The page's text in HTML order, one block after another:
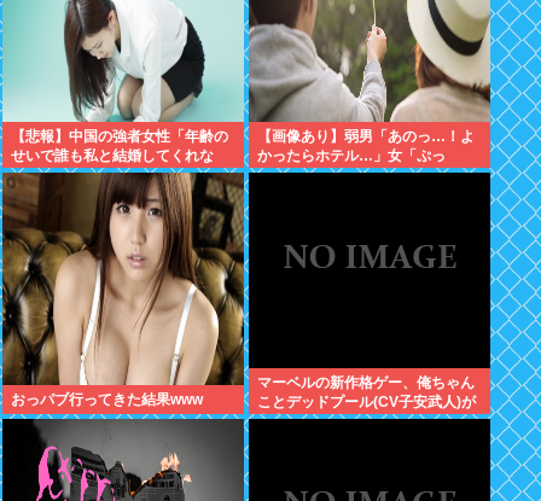
【悲報】中国の強者女性「年齢の
せいで誰も私と結婚してくれな
い！！」⇒ (※画像あり)
【画像あり】弱男「あのっ…！よ
かったらホテル…」女「ぷっ
www」⇒！
おっパブ行ってきた結果www
マーベルの新作格ゲー、俺ちゃん
ことデッドプール(CV子安武人)が
安定のやりたい放題で話題に